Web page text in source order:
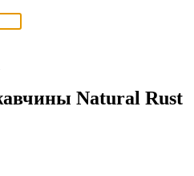
Natural Rust